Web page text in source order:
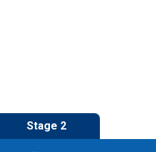
Stage 2